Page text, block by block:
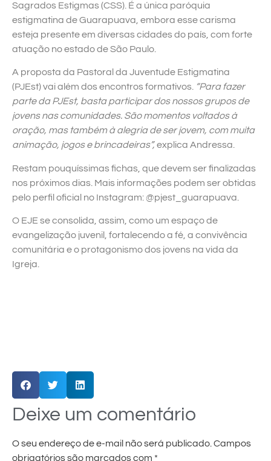
Sagrados Estigmas (CSS). É a única paróquia
estigmatina de Guarapuava, embora esse carisma
esteja presente em diversas cidades do país, com forte
atuação no estado de São Paulo.
A proposta da Pastoral da Juventude Estigmatina
(PJEst) vai além dos encontros formativos. “Para fazer
parte da PJEst, basta participar dos nossos grupos de
jovens nas comunidades. São momentos voltados à
oração, mas também à alegria de ser jovem, com muita
animação, jogos e brincadeiras”,explica Andressa.
Restam pouquíssimas fichas, que devem ser finalizadas
nos próximos dias. Mais informações podem ser obtidas
pelo perfil oficial no Instagram: @pjest_guarapuava.
O EJE se consolida, assim, como um espaço de
evangelização juvenil, fortalecendo a fé, a convivência
comunitária e o protagonismo dos jovens na vida da
Igreja.
Deixe um comentário
O seu endereço de e-mail não será publicado. Campos
obrigatórios são marcados com *